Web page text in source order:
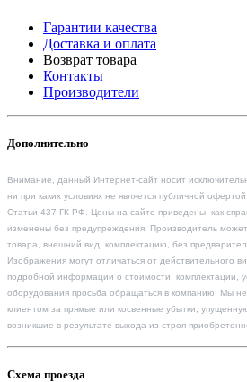
Гарантии качества
Доставка и оплата
Возврат товара
Контакты
Производители
Дополнительно
Внимание, данный Интернет-сайт носит
ни при каких условиях не является публичной
Статьи 437 ГК РФ. Цены на сайте приведены, как
изменены без предупреждения. Производитель может
товара, внешний вид, комплектацию, без
Изображения могут отличаться от действительного
подробной информации о стоимости, комплектации,
оборудования просьба обращаться в компанию. Мы
клиентом за прямые или косвенные убытки,
возникшие в результате выхода из строя
Схема проезда